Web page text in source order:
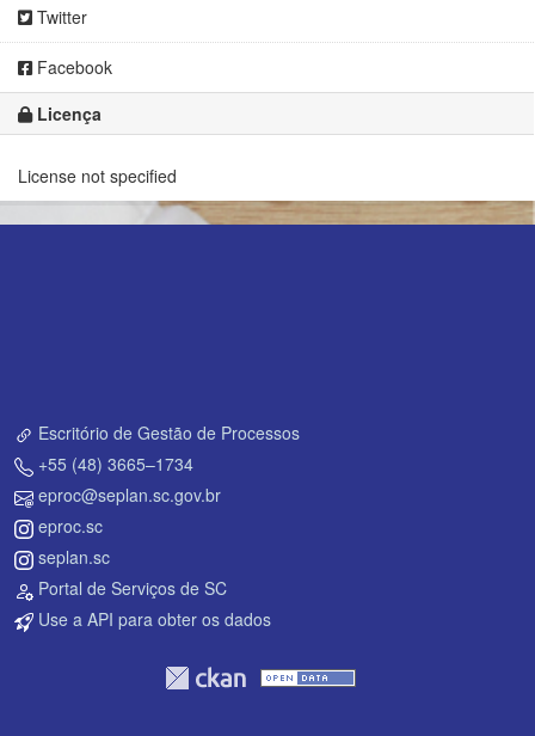
Twitter
Facebook
Licença
License not specified
Escritório de Gestão de Processos
+55 (48) 3665–1734
eproc@seplan.sc.gov.br
eproc.sc
seplan.sc
Portal de Serviços de SC
Use a API para obter os dados